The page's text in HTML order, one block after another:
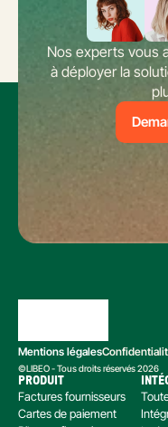
Nos experts vous
à déployer la
Mentions légales
©LIBEO - Tous droits réservés 2026
PRODUIT
Factures fournisseurs
Cartes de paiement